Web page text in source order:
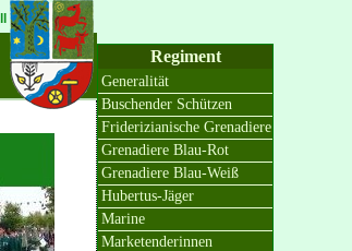
Bösinghoven
Regiment
Generalität
Buschender Schützen
Friderizianische Grenadiere
Grenadiere Blau-Rot
Grenadiere Blau-Weiß
Hubertus-Jäger
Marine
Marketenderinnen